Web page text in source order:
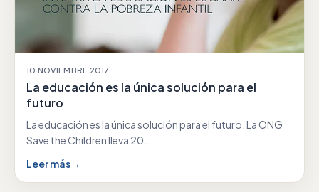
10 NOVIEMBRE 2017
La educación es la única solución para el
futuro
La educación es la única solución para el futuro. La ONG
Save the Children lleva 20…
Leer más→